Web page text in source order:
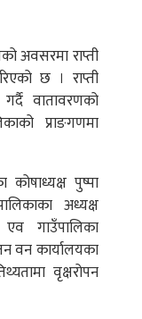
अवसरमा राप्ती
छ । राप्ती
वातावरणको
प्राङगणमा
पुष्पा
अध्यक्ष
गाउँपालिका
वन कार्यालयका
वृक्षरोपन